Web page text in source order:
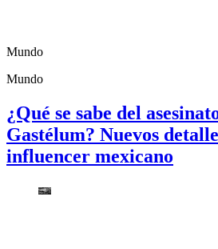
Mundo
Mundo
¿Qué se sabe del
Gastélum? Nuevos
influencer mexicano